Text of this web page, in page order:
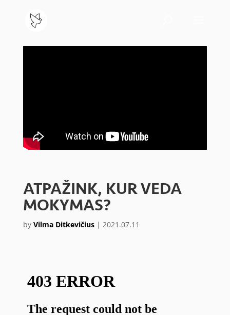
ATPAŽINK, KUR VEDA
MOKYMAS?
by Vilma Ditkevičius| 2021.07.11